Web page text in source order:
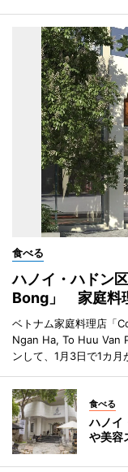
食べる
ハノイ・ハドン
Bong」 家庭料
ベトナム家庭料理店「
Ngan Ha, To Huu Van
ンして、1月3日で1カ月
食べる
ハノイ
や美容